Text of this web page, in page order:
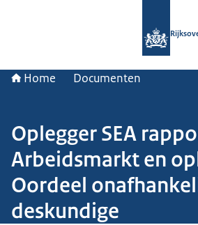
Home Documenten
Oplegger SEA
Arbeidsmarkt en
Oordeel
deskundige